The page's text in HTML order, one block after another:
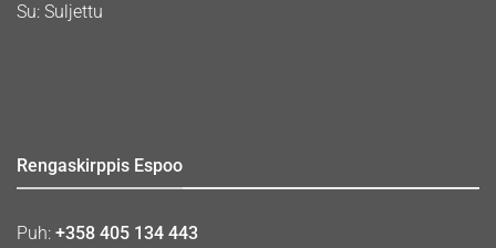
Su: Suljettu
Rengaskirppis Espoo
Puh: +358 405 134 443